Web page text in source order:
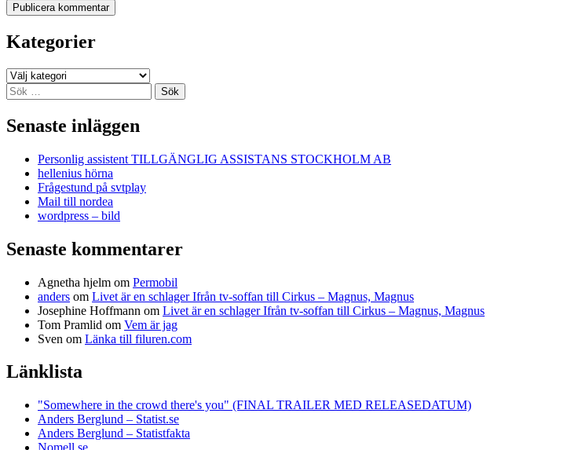
Kategorier
Kategorier
Sök
efter:
Senaste inläggen
Personlig assistent TILLGÄNGLIG ASSISTANS STOCKHOLM AB
hellenius hörna
Frågestund på svtplay
Mail till nordea
wordpress – bild
Senaste kommentarer
Agnetha hjelm om Permobil
anders om Livet är en schlager Ifrån tv-soffan till Cirkus – Magnus, Magnus
Josephine Hoffmann om Livet är en schlager Ifrån tv-soffan till Cirkus – Magnus, Magnus
Tom Pramlid om Vem är jag
Sven om Länka till filuren.com
Länklista
"Somewhere in the crowd there's you" (FINAL TRAILER MED RELEASEDATUM)
Anders Berglund – Statist.se
Anders Berglund – Statistfakta